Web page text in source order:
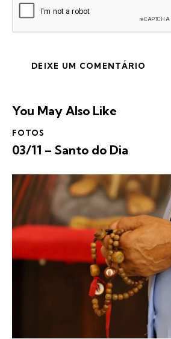
You May Also Like
FOTOS
03/11 – Santo do Dia